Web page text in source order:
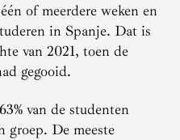
of meerdere weken en
in Spanje. Dat is
van 2021, toen de
gegooid.
van de studenten
groep. De meeste